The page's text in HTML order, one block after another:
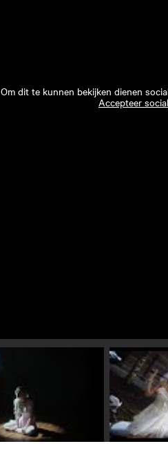
Om dit te kunnen bekijken dienen
Accepteer